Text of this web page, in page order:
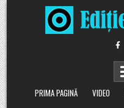
Skip
to
content
PRIMA PAGINĂ
VIDEO